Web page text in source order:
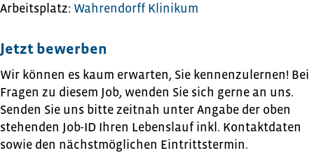
Arbeitsplatz: Wahrendorff Klinikum
Jetzt bewerben
Wir können es kaum erwarten, Sie kennenzulernen! Bei
Fragen zu diesem Job, wenden Sie sich gerne an uns.
Senden Sie uns bitte zeitnah unter Angabe der oben
stehenden Job-ID Ihren Lebenslauf inkl. Kontaktdaten
sowie den nächstmöglichen Eintrittstermin.